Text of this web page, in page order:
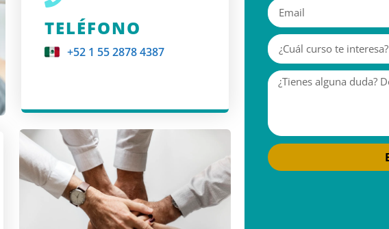
TELÉFONO
+52 1 55 2878 4387